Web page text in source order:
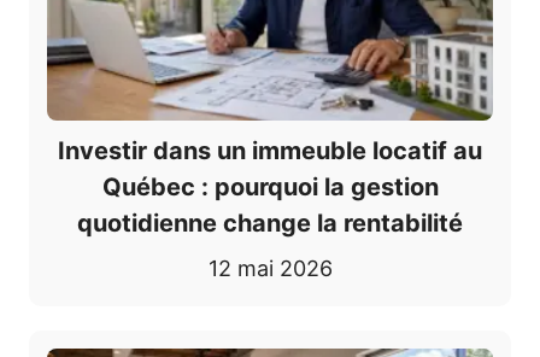
Investir dans un immeuble locatif au
Québec : pourquoi la gestion
quotidienne change la rentabilité
12 mai 2026